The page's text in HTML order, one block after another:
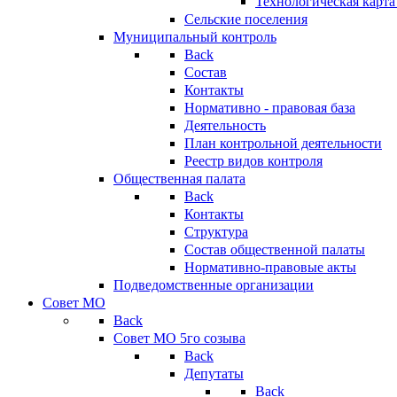
Сельские поселения
Муниципальный контроль
Back
Состав
Контакты
Нормативно - правовая база
Деятельность
План контрольной деятельности
Реестр видов контроля
Общественная палата
Back
Контакты
Структура
Состав общественной палаты
Нормативно-правовые акты
Подведомственные организации
Совет МО
Back
Совет МО 5го созыва
Back
Депутаты
Back